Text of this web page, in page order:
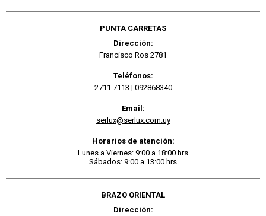
PUNTA CARRETAS
Dirección:
Francisco Ros 2781
Teléfonos:
2711 7113 | 092868340
Email:
serlux@serlux.com.uy
Horarios de atención:
Lunes a Viernes: 9:00 a 18:00 hrs
Sábados: 9:00 a 13:00 hrs
BRAZO ORIENTAL
Dirección: